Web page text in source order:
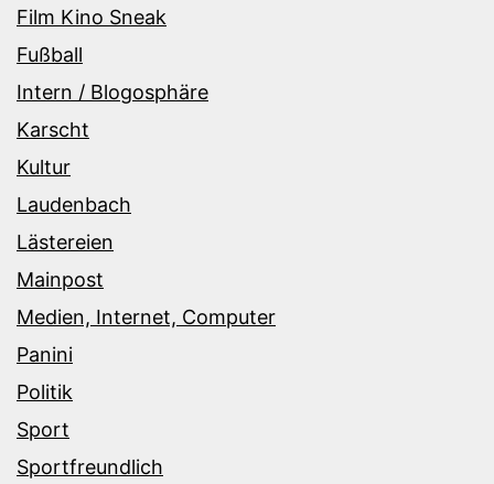
Film Kino Sneak
Fußball
Intern / Blogosphäre
Karscht
Kultur
Laudenbach
Lästereien
Mainpost
Medien, Internet, Computer
Panini
Politik
Sport
Sportfreundlich